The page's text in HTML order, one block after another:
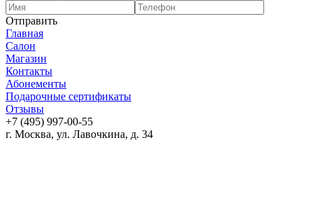
Отправить
Главная
Салон
Магазин
Контакты
Абонементы
Подарочные сертификаты
Отзывы
+7 (495) 997-00-55
г. Москва, ул. Лавочкина, д. 34